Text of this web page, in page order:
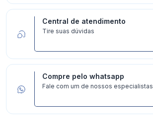
Central de atendimento
Tire suas dúvidas
Compre pelo whatsapp
Fale com um de nossos especialistas